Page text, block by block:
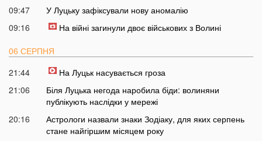
09:47
У Луцьку зафіксували нову аномалію
09:16
На війні загинули двоє військових з Волині
06 СЕРПНЯ
21:44
На Луцьк насувається гроза
21:06
Біля Луцька негода наробила біди: волиняни
публікують наслідки у мережі
20:16
Астрологи назвали знаки Зодіаку, для яких серпень
стане найгіршим місяцем року